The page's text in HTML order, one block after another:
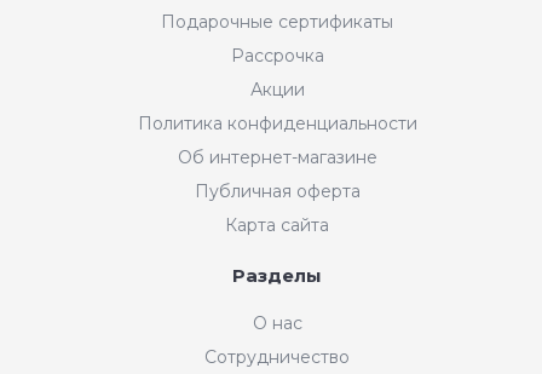
Подарочные сертификаты
Рассрочка
Акции
Политика конфиденциальности
Об интернет-магазине
Публичная оферта
Карта сайта
Разделы
О нас
Сотрудничество